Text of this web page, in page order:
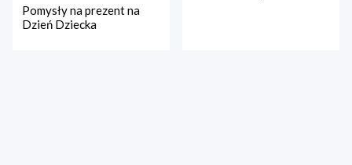
Pomysły na prezent na
Dzień Dziecka